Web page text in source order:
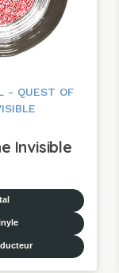
- QUEST OF
Invisible